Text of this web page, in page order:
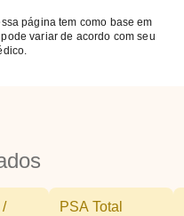
página tem como base em
variar de acordo com seu
PSA Total